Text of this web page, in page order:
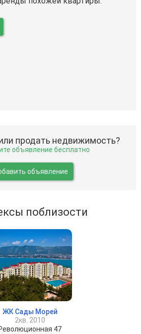
продать недвижимость?
объявление бесплатно
объявление
поблизости
ЖК Сады Морей
2кв. 2010
47